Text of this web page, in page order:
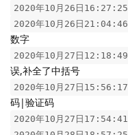
2020年10月26日16:27:25
2020年10月26日21:04:46
数字
2020年10月27日12:18:49
误,补全了中括号
2020年10月27日15:56:17
码|验证码
2020年10月27日17:54:41